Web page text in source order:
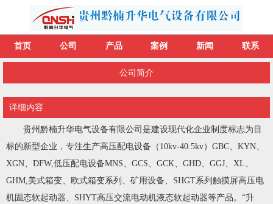
首页 公司 产品 案例 新闻 联系
公司简介
详细内容
贵州黔楠升华电气设备有限公司是建设现代化企业制度标志为目
标的新型企业，专注生产高压配电设备（10kv-40.5kv）GBC、KYN、
XGN、DFW,低压配电设备MNS、GCS、GCK、GHD、GGJ、XL、
GHM,美式箱变、欧式箱变系列、矿用设备、SHGT系列触摸屏高压电
机固态软起动器、SHYT高压交流电动机液态软起动器等产品。“升